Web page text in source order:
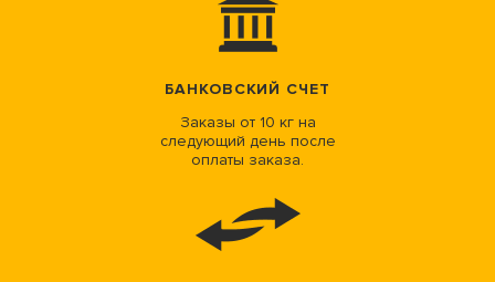
БАНКОВСКИЙ СЧЕТ
Заказы от 10 кг на
следующий день после
оплаты заказа.